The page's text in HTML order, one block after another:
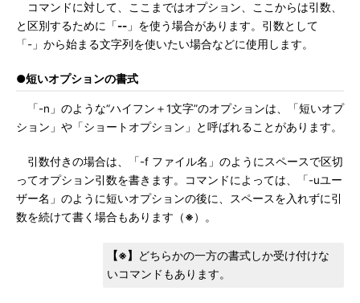
コマンドに対して、ここまではオプション、ここからは引数、
と区別するために「-- 」を使う場合があります。引数として
「-」から始まる文字列を使いたい場合などに使用します。
●短いオプションの書式
「-n」のような“ハイフン＋1文字”のオプションは、「短いオプ
ション」や「ショートオプション」と呼ばれることがあります。
引数付きの場合は、「-f ファイル名」のようにスペースで区切
ってオプション引数を書きます。コマンドによっては、「-uユー
ザー名」のように短いオプションの後に、スペースを入れずに引
数を続けて書く場合もあります（※）。
【※】
どちらかの一方の書式しか受け付けな
いコマンドもあります。